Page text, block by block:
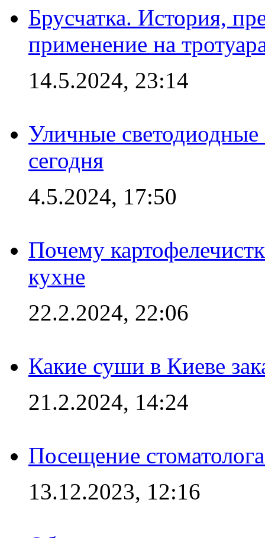
Брусчатка. История,
применение на
14.5.2024, 23:14
Уличные
сегодня
4.5.2024, 17:50
Почему
кухне
22.2.2024, 22:06
Какие суши в Киеве
21.2.2024, 14:24
Посещение
13.12.2023, 12:16